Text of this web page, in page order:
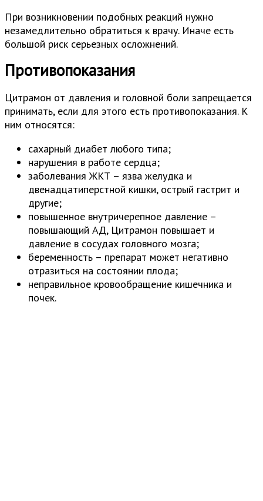
При возникновении подобных реакций нужно
незамедлительно обратиться к врачу. Иначе есть
большой риск серьезных осложнений.
Противопоказания
Цитрамон от давления и головной боли запрещается
принимать, если для этого есть противопоказания. К
ним относятся:
сахарный диабет любого типа;
нарушения в работе сердца;
заболевания ЖКТ – язва желудка и
двенадцатиперстной кишки, острый гастрит и
другие;
повышенное внутричерепное давление –
повышающий АД, Цитрамон повышает и
давление в сосудах головного мозга;
беременность – препарат может негативно
отразиться на состоянии плода;
неправильное кровообращение кишечника и
почек.